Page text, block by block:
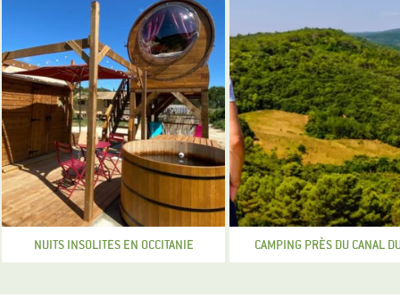
NUITS INSOLITES EN OCCITANIE CAMPING PRÈS DU CANAL